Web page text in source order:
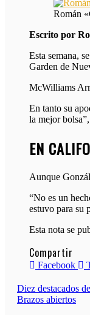
Román
Escrito por
Esta semana,
Garden de
McWilliams
En tanto su
la mejor
EN
Aunque
“No es un
estuvo para su
Esta nota se
Compartir
Facebook
Navegación
Diez destacados
Brazos abiertos